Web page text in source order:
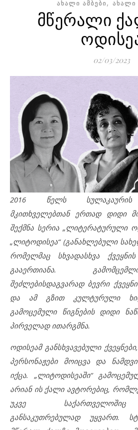
ᲐᲮᲐᲚᲘ ᲐᲛᲑᲔᲑᲘ, ᲐᲮᲐᲚᲘ
მწერალი
02/03/2023
2016 წელს სულაკაურის
მკითხველებთან ერთად დიდი
შექმნა სერია „ლიტერატურული
„ლიტოდისეა“ (განახლებული
რომელმაც სხვადასხვა
გააერთიანა.
შეძლებისდაგვარად ბევრი
და ამ გზით კულტურული
გამოცემული წიგნების დიდი
პირველად ითარგმნა.
ოდისეამ განსხვავებული
პერსონაჟები მოიცვა და
იქცა. „ლიტოდისეაში“
არიან ის ქალი ავტორებიც,
უკვე საქართველოშიც
განსაკუთრებულად უყვართ.